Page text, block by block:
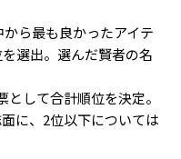
ら最も良かったアイテ
選出。選んだ賢者の名
して合計順位を決定。
に、2位以下については